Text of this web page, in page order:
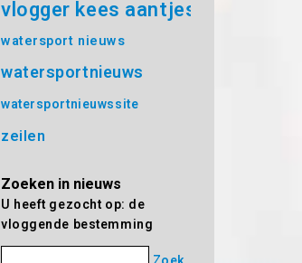
vlogger kees aantjes
watersport nieuws
watersportnieuws
watersportnieuwssite
zeilen
Zoeken in nieuws
U heeft gezocht op: de
vloggende bestemming